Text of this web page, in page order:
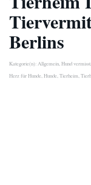
Berlins
Kategorie(n):Allgemein,Hund vermisst,
Herz für Hunde,Hunde,Tierheim,